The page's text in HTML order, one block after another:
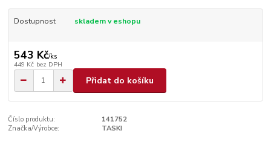
Dostupnost skladem v eshopu
543 Kč/ks
449 Kč bez DPH
Přidat do košíku
Číslo produktu:
141752
Značka/Výrobce:
TASKI